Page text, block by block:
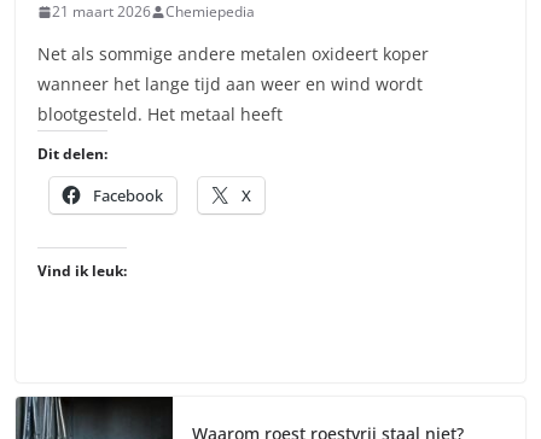
21 maart 2026 Chemiepedia
Net als sommige andere metalen oxideert koper
wanneer het lange tijd aan weer en wind wordt
blootgesteld. Het metaal heeft
Dit delen:
Facebook X
Vind ik leuk:
Waarom roest roestvrij staal niet?